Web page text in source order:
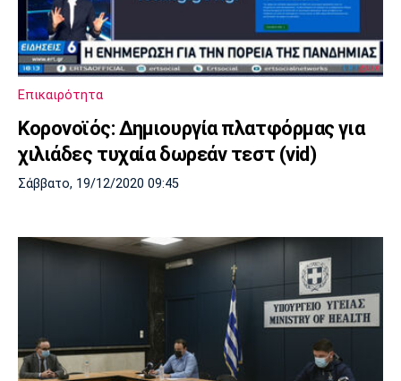
Επικαιρότητα
Κορονοϊός: Δημιουργία πλατφόρμας για
χιλιάδες τυχαία δωρεάν τεστ (vid)
Σάββατο, 19/12/2020 09:45